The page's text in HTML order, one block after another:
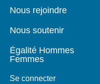
Nous rejoindre
Nous soutenir
Égalité Hommes
Femmes
Se connecter